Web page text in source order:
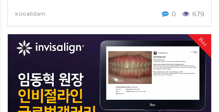
kooalldam 0 679
Hot